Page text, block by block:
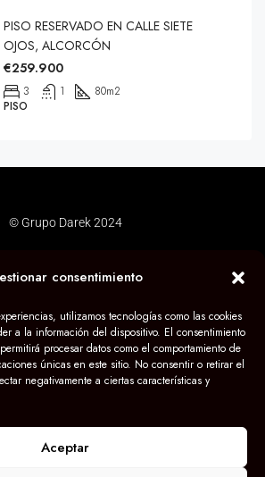
consentimiento
utilizamos tecnologías como las cookies
a la información del dispositivo. El consentimiento
procesar datos como el comportamiento de
únicas en este sitio. No consentir o retirar el
negativamente a ciertas características y
Aceptar
PISO RESERVADO EN CALLE SIETE
OJOS, ALCORCÓN
€259.900
3 1 80m2
PISO
© Grupo Darek 2024